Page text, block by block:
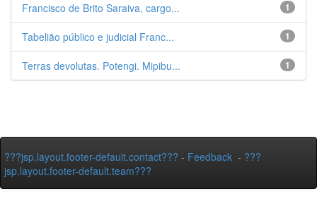
1
Francisco de Brito Saraiva, cargo...
1
Tabelião público e judicial Franc...
1
Terras devolutas. Potengi. Mipibu...
???jsp.layout.footer-default.contact??? - Feedback - ???
jsp.layout.footer-default.team???